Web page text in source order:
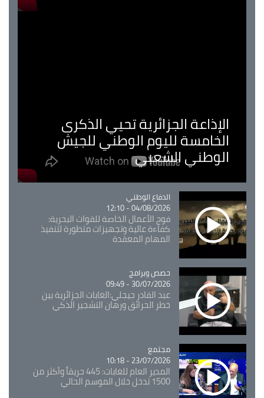
الإذاعة الجزائرية تحيي الذكرى
الخامسة لليوم الوطني للجيش
الوطني الشعبي
Catégorie
الدفاع الوطني
04/08/2026 - 12:10
فوج الأعمال الخاصة للقوات البحرية:
كفاءة عالية وتجهيزات متطورة لتنفيذ
المهام المعقدة
Catégorie
حصص وبرامج
30/07/2026 - 09:49
عبد القادر جيجلي:الغابات الجزائرية بين
خطر الحرائق ورهان التشجير الذكي
Catégorie
مجتمع
23/07/2026 - 10:18
المدير العام للغابات: 445 حريقاً وأكثر من
1500 تدخل خلال الموسم الحالي